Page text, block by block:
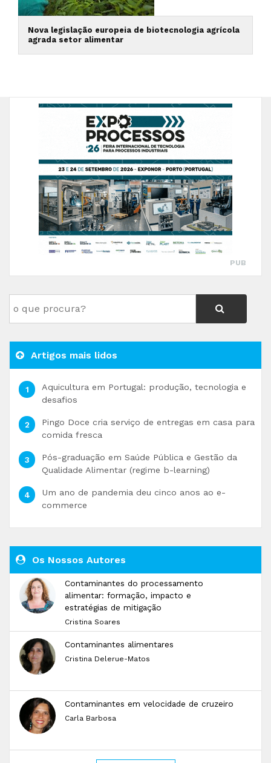
Nova legislação europeia de biotecnologia agrícola
agrada setor alimentar
PUB
Artigos mais lidos
Aquicultura em Portugal: produção, tecnologia e
desafios
Pingo Doce cria serviço de entregas em casa para
comida fresca
Pós-graduação em Saúde Pública e Gestão da
Qualidade Alimentar (regime b-learning)
Um ano de pandemia deu cinco anos ao e-
commerce
Os Nossos Autores
Contaminantes do processamento
alimentar: formação, impacto e
estratégias de mitigação
Cristina Soares
Contaminantes alimentares
Cristina Delerue-Matos
Contaminantes em velocidade de cruzeiro
Carla Barbosa